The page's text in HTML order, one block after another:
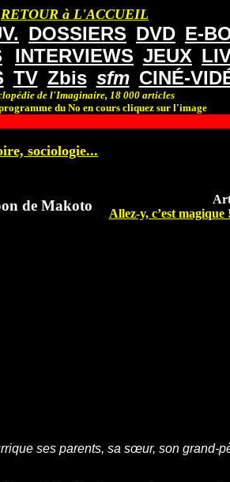
RETOUR à L'ACCUEIL
DOSSIERS DVD E-
INTERVIEWS JEUX
TV Zbis sfm CINÉ-
de l'Imaginaire, 18 000 articles
du No en cours cliquez sur l'image
sociologie...
de Makoto
Allez-y, c’est
ses parents, sa sœur, son grand-